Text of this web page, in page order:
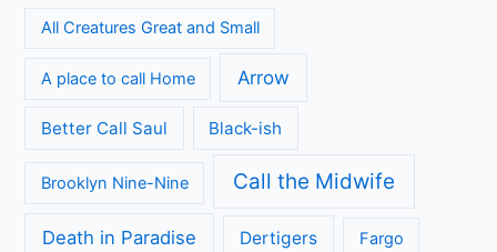
All Creatures Great and Small
A place to call Home Arrow
Better Call Saul Black-ish
Brooklyn Nine-Nine Call the Midwife
Death in Paradise Dertigers Fargo